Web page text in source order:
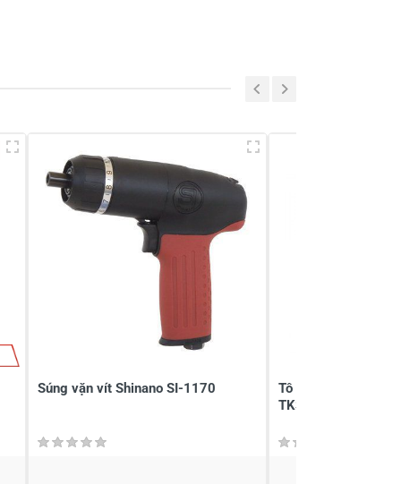
Súng vặn vít Shinano SI-1170
Tô vít điện bán tự
TKS-1500LS ( 2-